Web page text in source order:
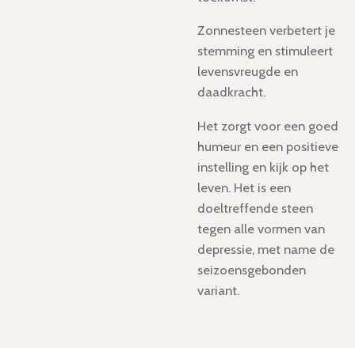
Zonnesteen verbetert je
stemming en stimuleert
levensvreugde en
daadkracht.
Het zorgt voor een goed
humeur en een positieve
instelling en kijk op het
leven. Het is een
doeltreffende steen
tegen alle vormen van
depressie, met name de
seizoensgebonden
variant.